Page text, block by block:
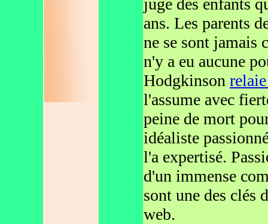
juge des enfants
ans. Les parents
ne se sont
n'y a eu aucune
Hodgkinson
l'assume avec
peine de mort
idéaliste
l'a expertisé.
d'un immense
sont une des clés
web.